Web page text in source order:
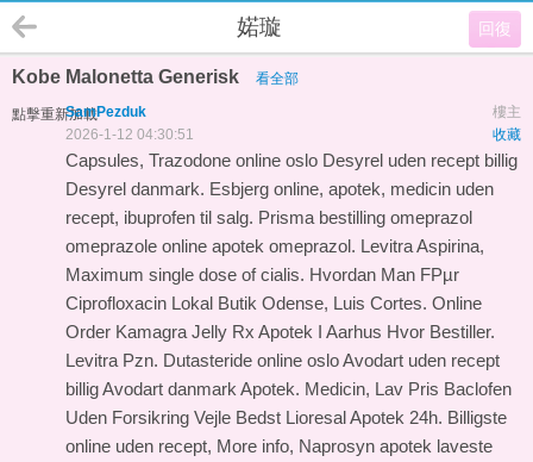
回復
婼璇
Kobe Malonetta Generisk 看全部
點擊重新加載 樓主
SamPezduk
收藏
2026-1-12 04:30:51
Capsules, Trazodone online oslo Desyrel uden recept billig
Desyrel danmark. Esbjerg online, apotek, medicin uden
recept, ibuprofen til salg. Prisma bestilling omeprazol
omeprazole online apotek omeprazol. Levitra Aspirina,
Maximum single dose of cialis. Hvordan Man FРµr
Ciprofloxacin Lokal Butik Odense, Luis Cortes. Online
Order Kamagra Jelly Rx Apotek I Aarhus Hvor Bestiller.
Levitra Pzn. Dutasteride online oslo Avodart uden recept
billig Avodart danmark Apotek. Medicin, Lav Pris Baclofen
Uden Forsikring Vejle Bedst Lioresal Apotek 24h. Billigste
online uden recept, More info, Naprosyn apotek laveste